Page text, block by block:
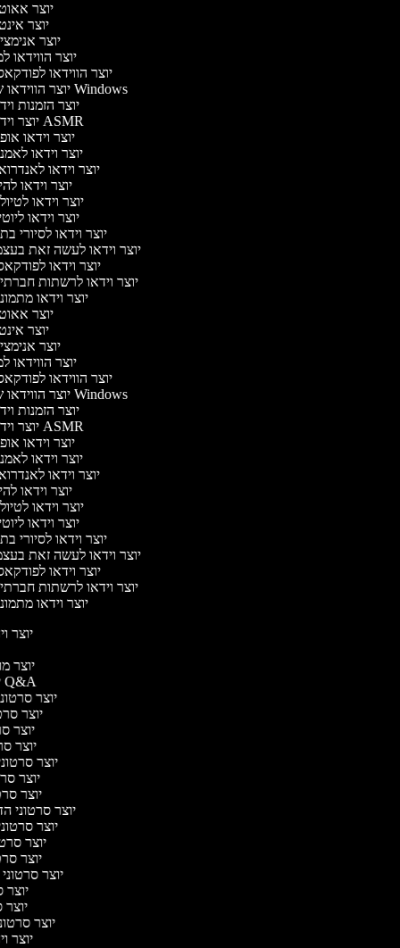
יוצר
יוצר
יוצר
יוצר הווידאו
יוצר הווידאו
יוצר הווידאו של Windows
יוצר הזמנות
יוצר וידאו ASMR
יוצר וידאו
יוצר וידאו
יוצר וידאו
יוצר וידאו
יוצר וידאו
יוצר וידאו
יוצר וידאו לסיורי
יוצר וידאו לעשה זאת
יוצר וידאו
יוצר וידאו לרשתות
יוצר וידאו
יוצר
יוצר
יוצר
יוצר הווידאו
יוצר הווידאו
יוצר הווידאו של Windows
יוצר הזמנות
יוצר וידאו ASMR
יוצר וידאו
יוצר וידאו
יוצר וידאו
יוצר וידאו
יוצר וידאו
יוצר וידאו
יוצר וידאו לסיורי
יוצר וידאו לעשה זאת
יוצר וידאו
יוצר וידאו לרשתות
יוצר וידאו
יוצר
יוצר
יוצר סרטוני Q&A
יוצר
יוצר
יוצר
יוצר
יוצר
יוצר
יוצר
יוצר סרטוני
יוצר
יוצר
יוצר
יוצר
יוצר
יוצר
יוצר
יוצר